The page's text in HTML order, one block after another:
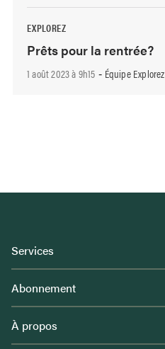
EXPLOREZ
Prêts pour la rentrée?
1 août 2023 à 9h15 - Équipe Explorez
Services
Abonnement
À propos